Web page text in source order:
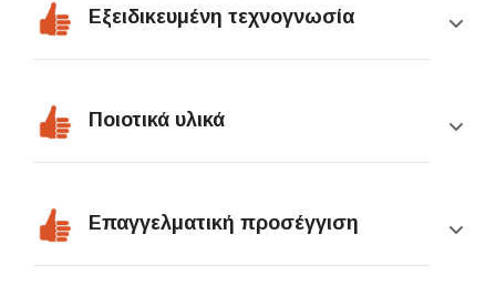
Εξειδικευμένη τεχνογνωσία
Ποιοτικά υλικά
Επαγγελματική προσέγγιση